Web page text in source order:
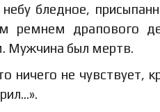
бледное,
ремнем драпового
Мужчина был мертв.
не чувствует,